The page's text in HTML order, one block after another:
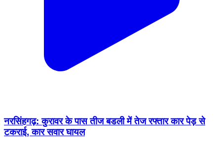
नरसिंहगढ़: कुरावर के पास तीज बडली में तेज रफ्तार कार पेड़ से
टकराई, कार सवार घायल